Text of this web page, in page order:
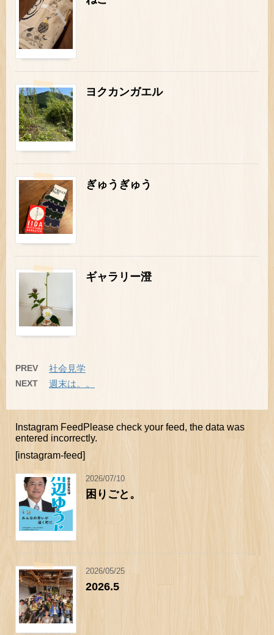
ヨクカンガエル
ぎゅうぎゅう
ギャラリー澄
PREV 社会見学
NEXT 週末は。。
Instagram FeedPlease check your feed, the data was
entered incorrectly.
[instagram-feed]
2026/07/10
困りごと。
2026/05/25
2026.5